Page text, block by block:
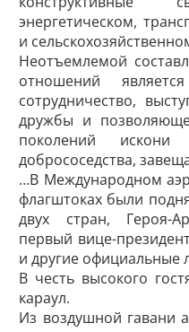
энергетическом,
и
Неотъемлемой
отношений является
сотрудничество,
дружбы и
поколений искони
добрососедства,
…В Международном
флагштоках были
двух стран, Героя-
первый вице-
и другие официальные
В честь высокого
караул.
Из воздушной гавани